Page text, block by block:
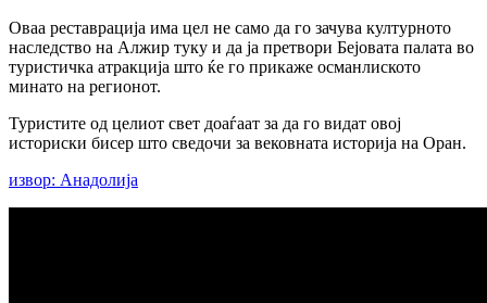
Оваа реставрација има цел не само да го зачува културното
наследство на Алжир туку и да ја претвори Бејовата палата во
туристичка атракција што ќе го прикаже османлиското
минато на регионот.
Туристите од целиот свет доаѓаат за да го видат овој
историски бисер што сведочи за вековната историја на Оран.
извор: Анадолија